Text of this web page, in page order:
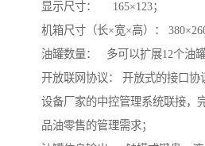
显示尺寸： 165×123；
机箱尺寸（长×宽×高）：
油罐数量： 多可以扩展12个油罐
开放联网协议： 开放式的接口协
设备厂家的中控管理系统联接，
品油零售的管理需求；